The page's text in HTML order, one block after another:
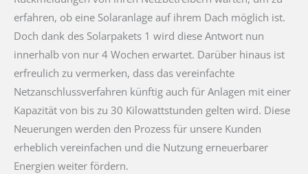
erfahren, ob eine Solaranlage auf ihrem Dach möglich ist.
Doch dank des Solarpakets 1 wird diese Antwort nun
innerhalb von nur 4 Wochen erwartet. Darüber hinaus ist
erfreulich zu vermerken, dass das vereinfachte
Netzanschlussverfahren künftig auch für Anlagen mit einer
Kapazität von bis zu 30 Kilowattstunden gelten wird. Diese
Neuerungen werden den Prozess für unsere Kunden
erheblich vereinfachen und die Nutzung erneuerbarer
Energien weiter fördern.